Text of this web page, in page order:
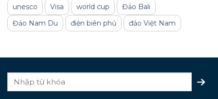
unesco
Visa world cup
Đảo Bali
Đảo Nam Du
điện biên phủ đảo Việt Nam